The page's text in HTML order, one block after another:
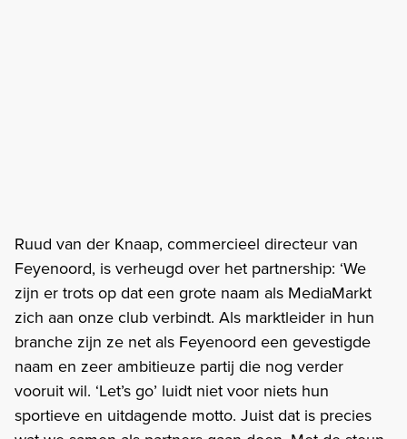
Ruud van der Knaap, commercieel directeur van
Feyenoord, is verheugd over het partnership: ‘We
zijn er trots op dat een grote naam als MediaMarkt
zich aan onze club verbindt. Als marktleider in hun
branche zijn ze net als Feyenoord een gevestigde
naam en zeer ambitieuze partij die nog verder
vooruit wil. ‘Let’s go’ luidt niet voor niets hun
sportieve en uitdagende motto. Juist dat is precies